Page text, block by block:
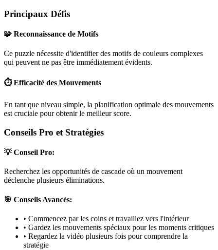
Principaux Défis
🧩 Reconnaissance de Motifs
Ce puzzle nécessite d'identifier des motifs de couleurs complexes
qui peuvent ne pas être immédiatement évidents.
⏱️ Efficacité des Mouvements
En tant que niveau simple, la planification optimale des mouvements
est cruciale pour obtenir le meilleur score.
Conseils Pro et Stratégies
💡 Conseil Pro:
Recherchez les opportunités de cascade où un mouvement
déclenche plusieurs éliminations.
🎯 Conseils Avancés:
• Commencez par les coins et travaillez vers l'intérieur
• Gardez les mouvements spéciaux pour les moments critiques
• Regardez la vidéo plusieurs fois pour comprendre la
stratégie